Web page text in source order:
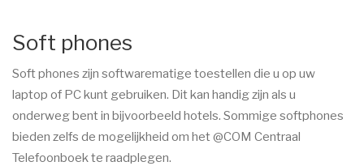
Soft phones
Soft phones zijn softwarematige toestellen die u op uw
laptop of PC kunt gebruiken. Dit kan handig zijn als u
onderweg bent in bijvoorbeeld hotels. Sommige softphones
bieden zelfs de mogelijkheid om het @COM Centraal
Telefoonboek te raadplegen.